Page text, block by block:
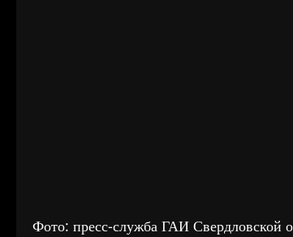
Фото: пресс-служба ГАИ Свердловской